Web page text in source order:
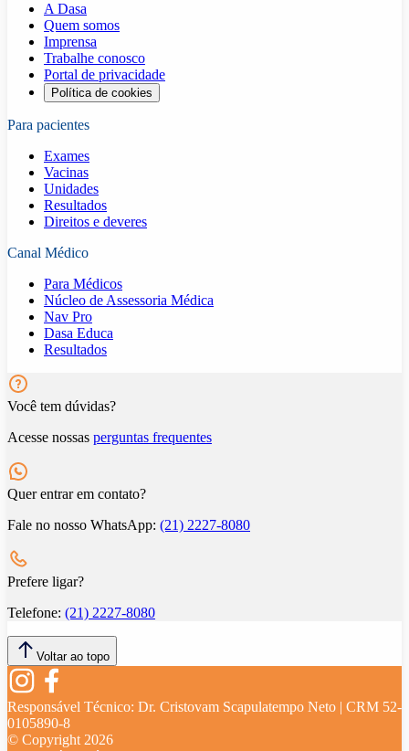
A Dasa
Quem somos
Imprensa
Trabalhe conosco
Portal de privacidade
Política de cookies
Para pacientes
Exames
Vacinas
Unidades
Resultados
Direitos e deveres
Canal Médico
Para Médicos
Núcleo de Assessoria Médica
Nav Pro
Dasa Educa
Resultados
Você tem dúvidas?
Acesse nossas perguntas frequentes
Quer entrar em contato?
Fale no nosso WhatsApp: (21) 2227-8080
Prefere ligar?
Telefone: (21) 2227-8080
Voltar ao topo
Responsável Técnico: Dr. Cristovam Scapulatempo Neto | CRM 52-
0105890-8
© Copyright2026